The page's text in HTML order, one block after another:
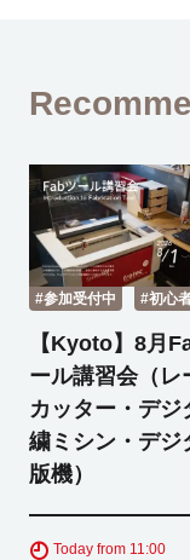
#参加受付中 #初心
【Kyoto】8月
ール講習会（レ
カッター・デジ
繍ミシン・デジ
版機）
Today from 11:00